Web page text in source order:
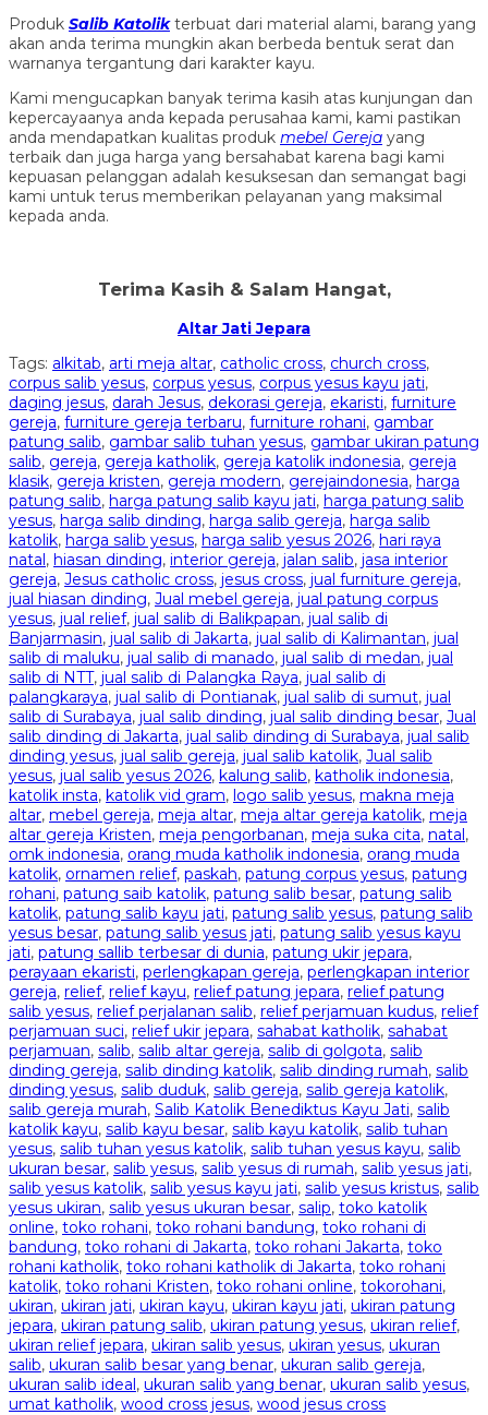
Produk Salib Katolikterbuat dari material alami, barang yang
akan anda terima mungkin akan berbeda bentuk serat dan
warnanya tergantung dari karakter kayu.
Kami mengucapkan banyak terima kasih atas kunjungan dan
kepercayaanya anda kepada perusahaa kami, kami pastikan
anda mendapatkan kualitas produk mebel Gereja yang
terbaik dan juga harga yang bersahabat karena bagi kami
kepuasan pelanggan adalah kesuksesan dan semangat bagi
kami untuk terus memberikan pelayanan yang maksimal
kepada anda.
Terima Kasih & Salam Hangat,
Altar Jati Jepara
Tags: alkitab, arti meja altar, catholic cross, church cross,
corpus salib yesus, corpus yesus, corpus yesus kayu jati,
daging jesus, darah Jesus, dekorasi gereja, ekaristi, furniture
gereja, furniture gereja terbaru, furniture rohani, gambar
patung salib, gambar salib tuhan yesus, gambar ukiran patung
salib, gereja, gereja katholik, gereja katolik indonesia, gereja
klasik, gereja kristen, gereja modern, gerejaindonesia, harga
patung salib, harga patung salib kayu jati, harga patung salib
yesus, harga salib dinding, harga salib gereja, harga salib
katolik, harga salib yesus, harga salib yesus 2026, hari raya
natal, hiasan dinding, interior gereja, jalan salib, jasa interior
gereja, Jesus catholic cross, jesus cross, jual furniture gereja,
jual hiasan dinding, Jual mebel gereja, jual patung corpus
yesus, jual relief, jual salib di Balikpapan, jual salib di
Banjarmasin, jual salib di Jakarta, jual salib di Kalimantan, jual
salib di maluku, jual salib di manado, jual salib di medan, jual
salib di NTT, jual salib di Palangka Raya, jual salib di
palangkaraya, jual salib di Pontianak, jual salib di sumut, jual
salib di Surabaya, jual salib dinding, jual salib dinding besar, Jual
salib dinding di Jakarta, jual salib dinding di Surabaya, jual salib
dinding yesus, jual salib gereja, jual salib katolik, Jual salib
yesus, jual salib yesus 2026, kalung salib, katholik indonesia,
katolik insta, katolik vid gram, logo salib yesus, makna meja
altar, mebel gereja, meja altar, meja altar gereja katolik, meja
altar gereja Kristen, meja pengorbanan, meja suka cita, natal,
omk indonesia, orang muda katholik indonesia, orang muda
katolik, ornamen relief, paskah, patung corpus yesus, patung
rohani, patung saib katolik, patung salib besar, patung salib
katolik, patung salib kayu jati, patung salib yesus, patung salib
yesus besar, patung salib yesus jati, patung salib yesus kayu
jati, patung sallib terbesar di dunia, patung ukir jepara,
perayaan ekaristi, perlengkapan gereja, perlengkapan interior
gereja, relief, relief kayu, relief patung jepara, relief patung
salib yesus, relief perjalanan salib, relief perjamuan kudus, relief
perjamuan suci, relief ukir jepara, sahabat katholik, sahabat
perjamuan, salib, salib altar gereja, salib di golgota, salib
dinding gereja, salib dinding katolik, salib dinding rumah, salib
dinding yesus, salib duduk, salib gereja, salib gereja katolik,
salib gereja murah, Salib Katolik Benediktus Kayu Jati, salib
katolik kayu, salib kayu besar, salib kayu katolik, salib tuhan
yesus, salib tuhan yesus katolik, salib tuhan yesus kayu, salib
ukuran besar, salib yesus, salib yesus di rumah, salib yesus jati,
salib yesus katolik, salib yesus kayu jati, salib yesus kristus, salib
yesus ukiran, salib yesus ukuran besar, salip, toko katolik
online, toko rohani, toko rohani bandung, toko rohani di
bandung, toko rohani di Jakarta, toko rohani Jakarta, toko
rohani katholik, toko rohani katholik di Jakarta, toko rohani
katolik, toko rohani Kristen, toko rohani online, tokorohani,
ukiran, ukiran jati, ukiran kayu, ukiran kayu jati, ukiran patung
jepara, ukiran patung salib, ukiran patung yesus, ukiran relief,
ukiran relief jepara, ukiran salib yesus, ukiran yesus, ukuran
salib, ukuran salib besar yang benar, ukuran salib gereja,
ukuran salib ideal, ukuran salib yang benar, ukuran salib yesus,
umat katholik, wood cross jesus, wood jesus cross